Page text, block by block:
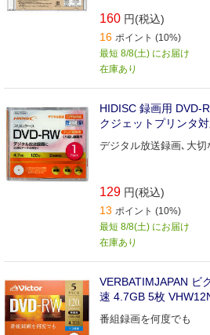
160 円(税込)
16 ポイント (10%)
最短 8/8(土) にお届け
在庫あり
HIDISC 録画用 DVD-
クジェットプリンタ
デジタル放送録画､大切
129 円(税込)
13 ポイント (10%)
最短 8/8(土) にお届け
在庫あり
VERBATIMJAPAN ビ
速 4.7GB 5枚
番組録画を何度でも